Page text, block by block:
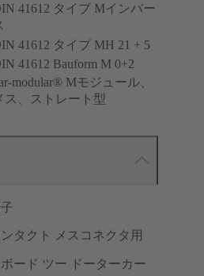
41612 タイプ Mインバー
41612 タイプ MH 21 + 5
41612 Bauform M 0+2
modular® Mモジュール、
ス、ストレート型
タクト メスコネクタ用
ード ツー ドーターカー